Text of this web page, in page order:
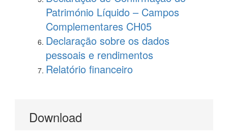
Património Líquido – Campos
Complementares CH05
Declaração sobre os dados
pessoais e rendimentos
Relatório financeiro
Download